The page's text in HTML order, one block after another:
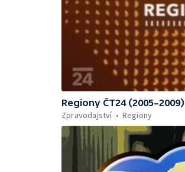
Regiony ČT24 (2005–2009)
Zpravodajství
Regiony